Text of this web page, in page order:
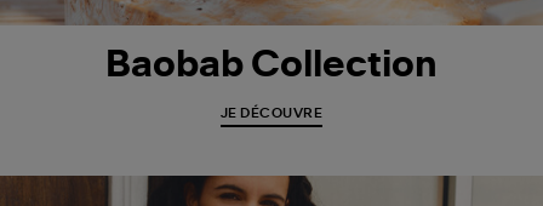
Baobab Collection
JE DÉCOUVRE